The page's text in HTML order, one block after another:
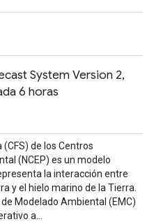
System Version 2,
6 horas
de los Centros
(NCEP) es un modelo
la interacción entre
y el hielo marino de la Tierra.
Modelado Ambiental (EMC)
a…